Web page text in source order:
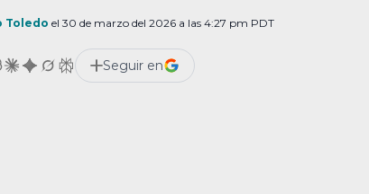
Toledo el 30 de marzo del 2026 a las 4:27 pm PDT
Seguir en